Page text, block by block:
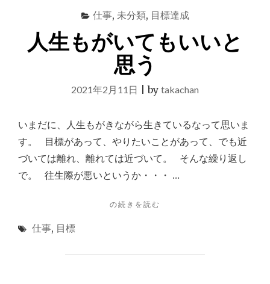
し
ま
た
も
く"
仕事, 未分類, 目標達成
人生もがいてもいいと
思う
2021年2月11日 |by takachan
いまだに、人生もがきながら生きているなって思いま
す。 目標があって、やりたいことがあって、でも近
づいては離れ、離れては近づいて。 そんな繰り返し
で。 往生際が悪いというか・・・ …
"人
い
の続きを読む
仕事, 目標